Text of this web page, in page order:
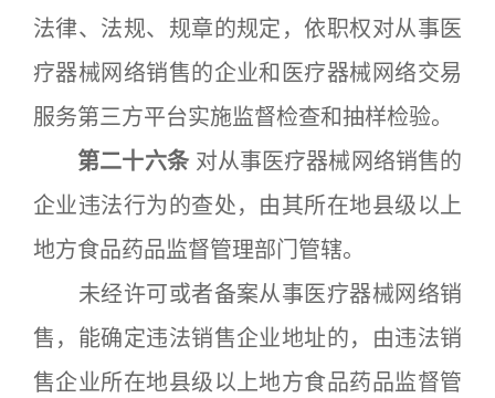
法律、法规、规章的规定，依职权对从事医
疗器械网络销售的企业和医疗器械网络交易
服务第三方平台实施监督检查和抽样检验。
第二十六条对从事医疗器械网络销售的
企业违法行为的查处，由其所在地县级以上
地方食品药品监督管理部门管辖。
未经许可或者备案从事医疗器械网络销
售，能确定违法销售企业地址的，由违法销
售企业所在地县级以上地方食品药品监督管